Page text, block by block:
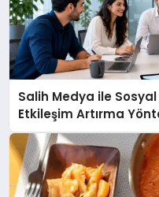
Salih Medya ile
Etkileşim Artırma